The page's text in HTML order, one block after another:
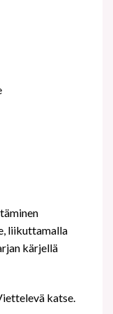
liikuttamalla
kärjellä
katse.